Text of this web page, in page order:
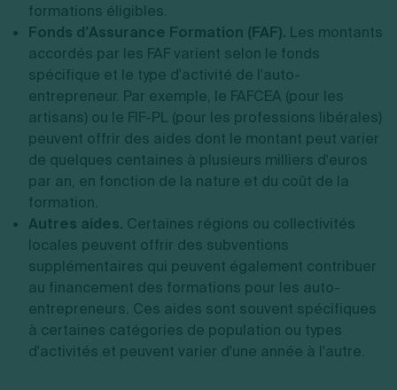
formations éligibles.
Fonds d’Assurance Formation (FAF). Les montants
accordés par les FAF varient selon le fonds
spécifique et le type d'activité de l'auto-
entrepreneur. Par exemple, le FAFCEA (pour les
artisans) ou le FIF-PL (pour les professions libérales)
peuvent offrir des aides dont le montant peut varier
de quelques centaines à plusieurs milliers d'euros
par an, en fonction de la nature et du coût de la
formation.
Autres aides. Certaines régions ou collectivités
locales peuvent offrir des subventions
supplémentaires qui peuvent également contribuer
au financement des formations pour les auto-
entrepreneurs. Ces aides sont souvent spécifiques
à certaines catégories de population ou types
d'activités et peuvent varier d'une année à l'autre.